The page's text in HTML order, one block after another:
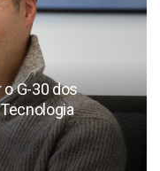
o G-30 dos